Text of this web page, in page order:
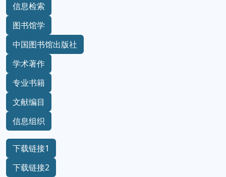
信息检索
图书馆学
中国图书馆出版社
学术著作
专业书籍
文献编目
信息组织
下载链接1
下载链接2